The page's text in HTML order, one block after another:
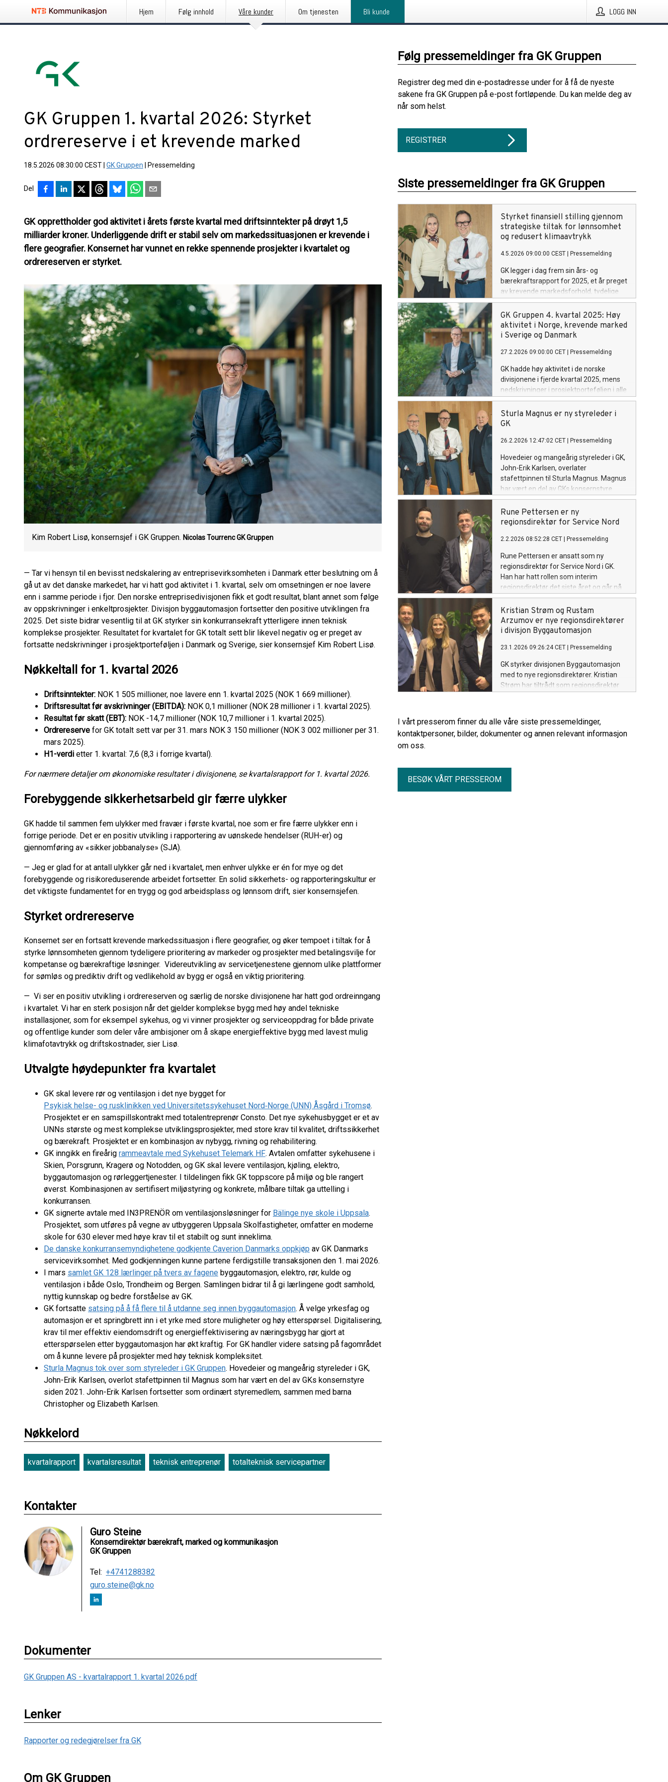
Hjem Følg innhold Våre kunder Om tjenesten Bli kunde LOGG INN
GK Gruppen 1. kvartal 2026: Styrket
ordrereserve i et krevende marked
18.5.2026 08:30:00 CEST GK Gruppen Pressemelding
Del
GK opprettholder god aktivitet i årets første kvartal med driftsinntekter på drøyt 1,5
milliarder kroner. Underliggende drift er stabil selv om markedssituasjonen er krevende i
flere geografier. Konsernet har vunnet en rekke spennende prosjekter i kvartalet og
ordrereserven er styrket.
Kim Robert Lisø, konsernsjef i GK Gruppen. Nicolas TourrencGK Gruppen
— Tar vi hensyn til en bevisst nedskalering av entreprisevirksomheten i Danmark etter beslutning om å
gå ut av det danske markedet, har vi hatt god aktivitet i 1. kvartal, selv om omsetningen er noe lavere
enn i samme periode i fjor. Den norske entreprisedivisjonen fikk et godt resultat, blant annet som følge
av oppskrivninger i enkeltprosjekter. Divisjon byggautomasjon fortsetter den positive utviklingen fra
2025. Det siste bidrar vesentlig til at GK styrker sin konkurransekraft ytterligere innen teknisk
komplekse prosjekter. Resultatet for kvartalet for GK totalt sett blir likevel negativ og er preget av
fortsatte nedskrivninger i prosjektporteføljen i Danmark og Sverige, sier konsernsjef Kim Robert Lisø.
Nøkkeltall for 1. kvartal 2026
Driftsinntekter: NOK 1 505 millioner, noe lavere enn 1. kvartal 2025 (NOK 1 669 millioner).
Driftsresultat før avskrivninger (EBITDA): NOK 0,1 millioner (NOK 28 millioner i 1. kvartal 2025).
Resultat før skatt (EBT): NOK -14,7 millioner (NOK 10,7 millioner i 1. kvartal 2025).
Ordrereserve for GK totalt sett var per 31. mars NOK 3 150 millioner (NOK 3 002 millioner per 31.
mars 2025).
H1-verdi etter 1. kvartal: 7,6 (8,3 i forrige kvartal).
For nærmere detaljer om økonomiske resultater i divisjonene, se kvartalsrapport for 1. kvartal 2026.
Forebyggende sikkerhetsarbeid gir færre ulykker
GK hadde til sammen fem ulykker med fravær i første kvartal, noe som er fire færre ulykker enn i
forrige periode. Det er en positiv utvikling i rapportering av uønskede hendelser (RUH-er) og
gjennomføring av «sikker jobbanalyse» (SJA).
— Jeg er glad for at antall ulykker går ned i kvartalet, men enhver ulykke er én for mye og det
forebyggende og risikoreduserende arbeidet fortsetter. En solid sikkerhets- og rapporteringskultur er
det viktigste fundamentet for en trygg og god arbeidsplass og lønnsom drift, sier konsernsjefen.
Styrket ordrereserve
Konsernet ser en fortsatt krevende markedssituasjon i flere geografier, og øker tempoet i tiltak for å
styrke lønnsomheten gjennom tydeligere prioritering av markeder og prosjekter med betalingsvilje for
kompetanse og bærekraftige løsninger. Videreutvikling av servicetjenestene gjennom ulike plattformer
for sømløs og prediktiv drift og vedlikehold av bygg er også en viktig prioritering.
— Vi ser en positiv utvikling i ordrereserven og særlig de norske divisjonene har hatt god ordreinngang
i kvartalet. Vi har en sterk posisjon når det gjelder komplekse bygg med høy andel tekniske
installasjoner, som for eksempel sykehus, og vi vinner prosjekter og serviceoppdrag for både private
og offentlige kunder som deler våre ambisjoner om å skape energieffektive bygg med lavest mulig
klimafotavtrykk og driftskostnader, sier Lisø.
Utvalgte høydepunkter fra kvartalet
GK skal levere rør og ventilasjon i det nye bygget for
Psykisk helse- og rusklinikken ved Universitetssykehuset Nord‑Norge (UNN) Åsgård i Tromsø.
Prosjektet er en samspillskontrakt med totalentreprenør Consto. Det nye sykehusbygget er et av
UNNs største og mest komplekse utviklingsprosjekter, med store krav til kvalitet, driftssikkerhet
og bærekraft. Prosjektet er en kombinasjon av nybygg, rivning og rehabilitering.
GK inngikk en fireårig rammeavtale med Sykehuset Telemark HF. Avtalen omfatter sykehusene i
Skien, Porsgrunn, Kragerø og Notodden, og GK skal levere ventilasjon, kjøling, elektro,
byggautomasjon og rørleggertjenester. I tildelingen fikk GK toppscore på miljø og ble rangert
øverst. Kombinasjonen av sertifisert miljøstyring og konkrete, målbare tiltak ga uttelling i
konkurransen.
GK signerte avtale med IN3PRENÖR om ventilasjonsløsninger for Bälinge nye skole i Uppsala.
Prosjektet, som utføres på vegne av utbyggeren Uppsala Skolfastigheter, omfatter en moderne
skole for 630 elever med høye krav til et stabilt og sunt inneklima.
De danske konkurransemyndighetene godkjente Caverion Danmarks oppkjøp av GK Danmarks
servicevirksomhet. Med godkjenningen kunne partene ferdigstille transaksjonen den 1. mai 2026.
I mars samlet GK 128 lærlinger på tvers av fagene byggautomasjon, elektro, rør, kulde og
ventilasjon i både Oslo, Trondheim og Bergen. Samlingen bidrar til å gi lærlingene godt samhold,
nyttig kunnskap og bedre forståelse av GK.
GK fortsatte satsing på å få flere til å utdanne seg innen byggautomasjon. Å velge yrkesfag og
automasjon er et springbrett inn i et yrke med store muligheter og høy etterspørsel. Digitalisering,
krav til mer effektiv eiendomsdrift og energieffektivisering av næringsbygg har gjort at
etterspørselen etter byggautomasjon har økt kraftig. For GK handler videre satsing på fagområdet
om å kunne levere på prosjekter med høy teknisk kompleksitet.
Sturla Magnus tok over som styreleder i GK Gruppen. Hovedeier og mangeårig styreleder i GK,
John-Erik Karlsen, overlot stafettpinnen til Magnus som har vært en del av GKs konsernstyre
siden 2021. John-Erik Karlsen fortsetter som ordinært styremedlem, sammen med barna
Christopher og Elizabeth Karlsen.
Nøkkelord
kvartalrapport kvartalsresultat teknisk entreprenør totalteknisk servicepartner
Kontakter
Guro Steine
Konserndirektør bærekraft, marked og kommunikasjon
GK Gruppen
Tel: +4741288382
guro.steine@gk.no
Dokumenter
GK Gruppen AS - kvartalrapport 1. kvartal 2026.pdf
Lenker
Rapporter og redegjørelser fra GK
Om GK Gruppen
Følg pressemeldinger fra GK Gruppen
Registrer deg med din e-postadresse under for å få de nyeste
sakene fra GK Gruppen på e-post fortløpende. Du kan melde deg av
når som helst.
REGISTRER
Siste pressemeldinger fra GK Gruppen
Styrket finansiell stilling gjennom
strategiske tiltak for lønnsomhet
og redusert klimaavtrykk
4.5.2026 09:00:00 CEST Pressemelding
GK legger i dag frem sin års- og
bærekraftsrapport for 2025, et år preget
av krevende markedsforhold, tydelige
strategiske veivalg og fornyet kraft i
arbeidet med lønnsom omstilling og
utslippskutt.
GK Gruppen 4. kvartal 2025: Høy
aktivitet i Norge, krevende marked
i Sverige og Danmark
27.2.2026 09:00:00 CET Pressemelding
GK hadde høy aktivitet i de norske
divisjonene i fjerde kvartal 2025, mens
nedskrivninger i prosjektporteføljen i alle
land påvirket konsernets samlede
lønnsomhet. Konsernet styrker samtidig
sin finansielle posisjon med salg av den
med en solid ordrereserve, økende
etterspørsel etter flerfaglige oppdrag og
vekst innen byggautomasjon og ROT-
Sturla Magnus er ny styreleder i
GK
26.2.2026 12:47:02 CET Pressemelding
Hovedeier og mangeårig styreleder i GK,
John-Erik Karlsen, overlater
stafettpinnen til Sturla Magnus. Magnus
har vært en del av GKs konsernstyre
siden 2021 og tar nå over som leder av
styret.
Rune Pettersen er ny
regionsdirektør for Service Nord
2.2.2026 08:52:28 CET Pressemelding
Rune Pettersen er ansatt som ny
regionsdirektør for Service Nord i GK.
Han har hatt rollen som interim
regionsdirektør det siste året og går nå
permanent inn i stillingen.
Kristian Strøm og Rustam
Arzumov er nye regionsdirektører
i divisjon Byggautomasjon
23.1.2026 09:26:24 CET Pressemelding
GK styrker divisjonen Byggautomasjon
med to nye regionsdirektører. Kristian
Strøm har tiltrådt som regionsdirektør
Vest.
I vårt presserom finner du alle våre siste pressemeldinger,
kontaktpersoner, bilder, dokumenter og annen relevant informasjon
om oss.
BESØK VÅRT PRESSEROM